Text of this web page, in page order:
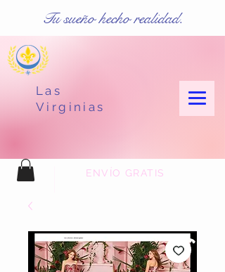
Las
Virginias
ENVÍO GRATIS
Tu sueño hecho realidad.